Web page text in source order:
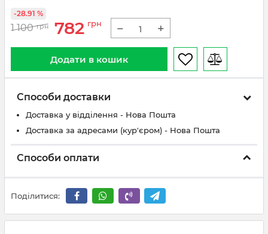
1 100 грн 782 грн
-28.91 %
− +
Додати в кошик
Способи доставки
Доставка у відділення - Нова Пошта
Доставка за адресами (кур'єром) - Нова Пошта
Способи оплати
Поділитися: